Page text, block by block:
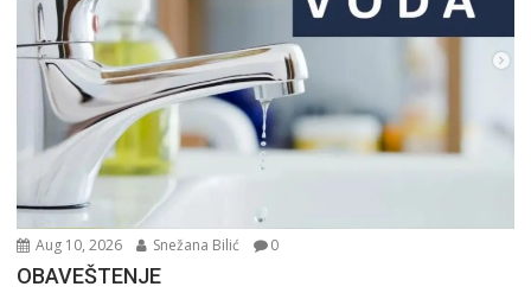
Aug 10, 2026 Snežana Bilić 0
OBAVEŠTENJE